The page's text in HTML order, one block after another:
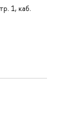
1, каб.